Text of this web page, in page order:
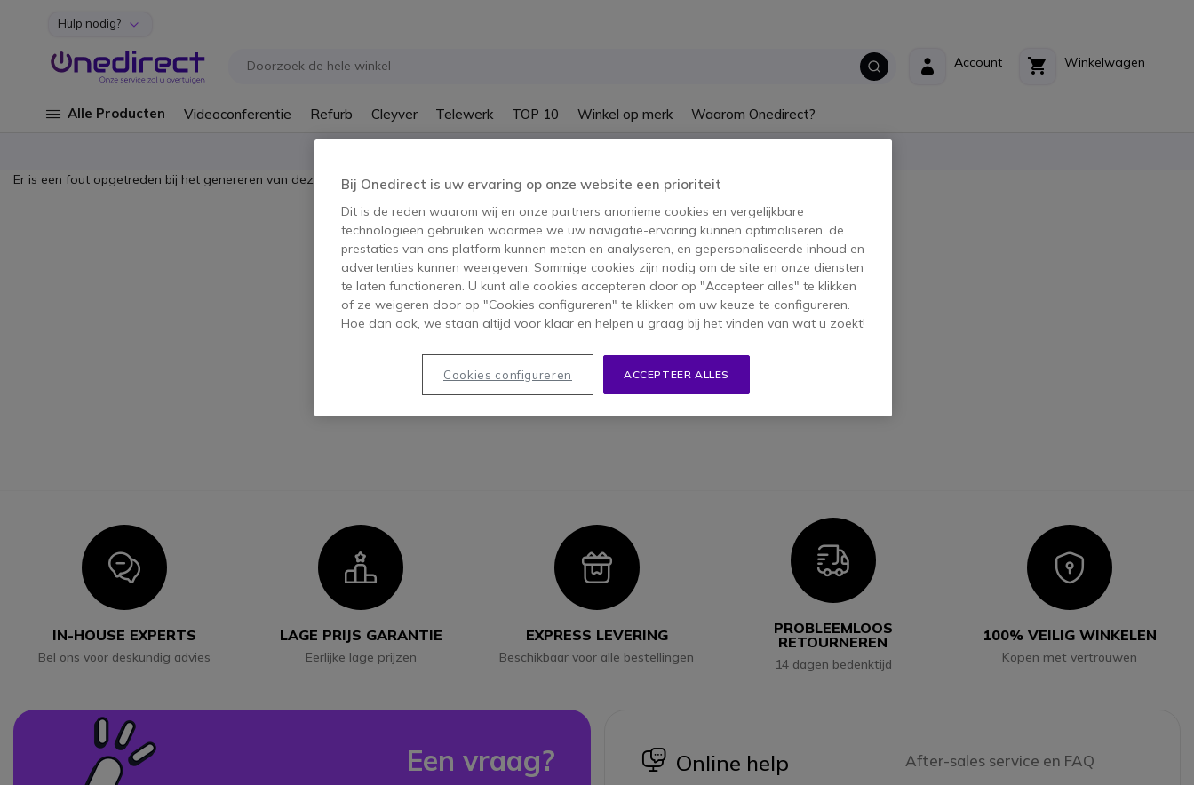
Ga naar de inhoud
Hulp nodig?
Winkelwagen
Account
Alle Producten Videoconferentie Refurb Cleyver Telewerk TOP 10 Winkel op merk Waarom Onedirect?
Er is een fout opgetreden bij het genereren van deze content.
Icon
IN-HOUSE EXPERTS
Bel ons voor deskundig advies
Icon
LAGE PRIJS GARANTIE
Eerlijke lage prijzen
Icon
EXPRESS LEVERING
Beschikbaar voor alle bestellingen
Icon
PROBLEEMLOOS
RETOURNEREN
14 dagen bedenktijd
Icon
100% VEILIG WINKELEN
Kopen met vertrouwen
Een vraag? icon
Online help After-sales service en FAQ
Bij Onedirect is uw ervaring op onze website een prioriteit
Dit is de reden waarom wij en onze partners anonieme cookies en vergelijkbare
technologieën gebruiken waarmee we uw navigatie-ervaring kunnen optimaliseren, de
prestaties van ons platform kunnen meten en analyseren, en gepersonaliseerde inhoud en
advertenties kunnen weergeven. Sommige cookies zijn nodig om de site en onze diensten
te laten functioneren. U kunt alle cookies accepteren door op "Accepteer alles" te klikken
of ze weigeren door op "Cookies configureren" te klikken om uw keuze te configureren.
Hoe dan ook, we staan altijd voor klaar en helpen u graag bij het vinden van wat u zoekt!
ACCEPTEER ALLES
Cookies configureren